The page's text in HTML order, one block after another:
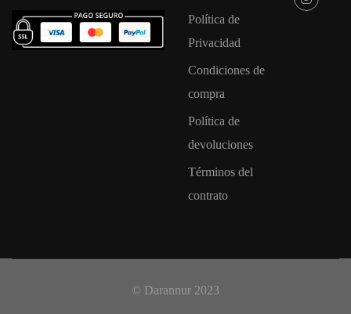
Política de
Privacidad
Condiciones de
compra
Política de
devoluciones
Términos del
contrato
© Darannur 2023